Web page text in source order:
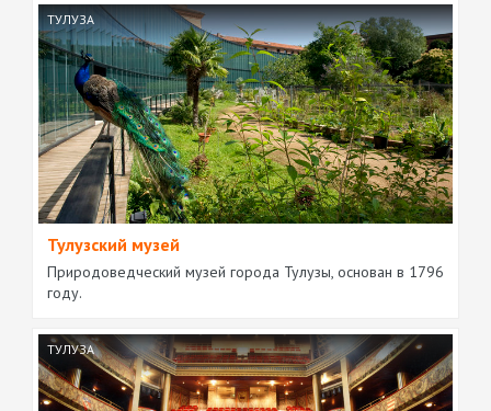
ТУЛУЗА
Тулузский музей
Природоведческий музей города Тулузы, основан в 1796
году.
ТУЛУЗА